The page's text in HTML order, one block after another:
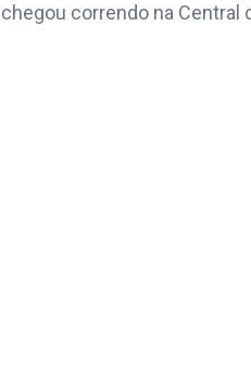
correndo na Central